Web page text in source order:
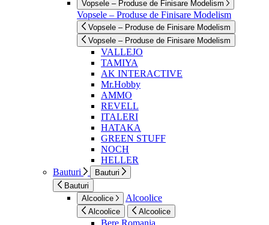
Vopsele – Produse de Finisare Modelism
Vopsele – Produse de Finisare Modelism
Vopsele – Produse de Finisare Modelism
Vopsele – Produse de Finisare Modelism
VALLEJO
TAMIYA
AK INTERACTIVE
Mr.Hobby
AMMO
REVELL
ITALERI
HATAKA
GREEN STUFF
NOCH
HELLER
Bauturi
Bauturi
Bauturi
Alcoolice
Alcoolice
Alcoolice Alcoolice